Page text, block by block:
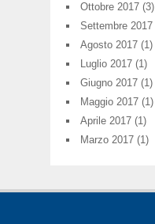
Ottobre 2017 (3)
Settembre 2017
Agosto 2017 (1)
Luglio 2017 (1)
Giugno 2017 (1)
Maggio 2017 (1)
Aprile 2017 (1)
Marzo 2017 (1)